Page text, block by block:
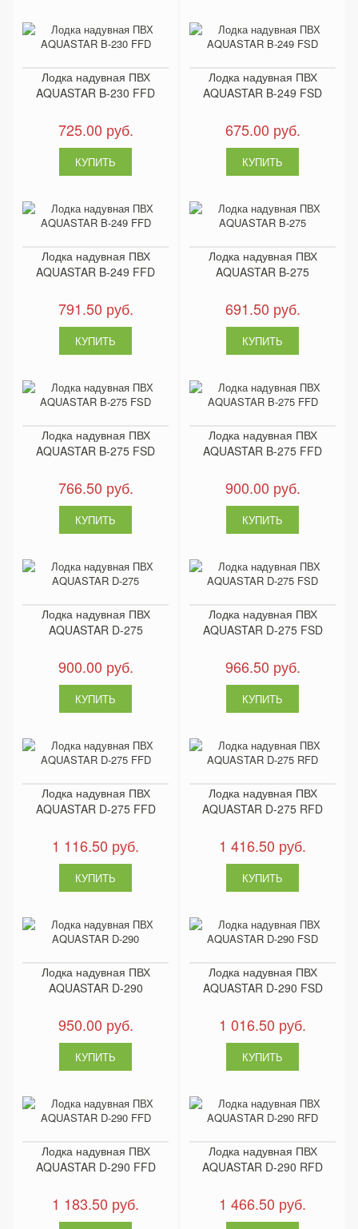
Лодка надувная ПВХ
AQUASTAR B-230 FFD
725.00 руб.
Лодка надувная ПВХ
AQUASTAR B-249 FSD
675.00 руб.
Лодка надувная ПВХ
AQUASTAR B-249 FFD
791.50 руб.
Лодка надувная ПВХ
AQUASTAR B-275
691.50 руб.
Лодка надувная ПВХ
AQUASTAR B-275 FSD
766.50 руб.
Лодка надувная ПВХ
AQUASTAR B-275 FFD
900.00 руб.
Лодка надувная ПВХ
AQUASTAR D-275
900.00 руб.
Лодка надувная ПВХ
AQUASTAR D-275 FSD
966.50 руб.
Лодка надувная ПВХ
AQUASTAR D-275 FFD
1 116.50 руб.
Лодка надувная ПВХ
AQUASTAR D-275 RFD
1 416.50 руб.
Лодка надувная ПВХ
AQUASTAR D-290
950.00 руб.
Лодка надувная ПВХ
AQUASTAR D-290 FSD
1 016.50 руб.
Лодка надувная ПВХ
AQUASTAR D-290 FFD
1 183.50 руб.
Лодка надувная ПВХ
AQUASTAR D-290 RFD
1 466.50 руб.